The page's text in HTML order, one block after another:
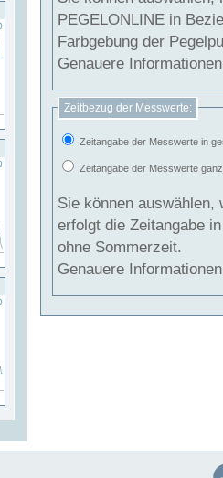
PEGELONLINE in Beziehung
Farbgebung der
Genauere
Zeitbezug der Messwerte:
Zeitangabe der Messwerte in
Zeitangabe der Messwerte
Sie können auswählen,
erfolgt die Zeitangabe
ohne Sommerzeit.
Genauere